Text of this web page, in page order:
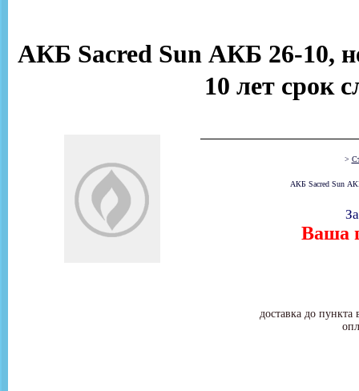
АКБ Sacred Sun АКБ 26-10,
10 лет срок
>
АКБ Sacred Sun
Ваша
доставка до